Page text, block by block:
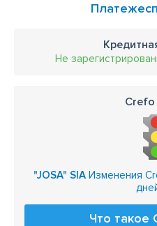
Не
Crefo
"JOSA" SIA Изменения
Что такое